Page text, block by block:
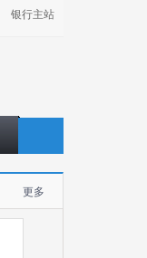
银行主站
更多